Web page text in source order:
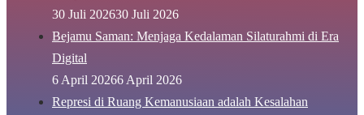
30 Juli 202630 Juli 2026
Bejamu Saman: Menjaga Kedalaman Silaturahmi di Era
Digital
6 April 20266 April 2026
Represi di Ruang Kemanusiaan adalah Kesalahan